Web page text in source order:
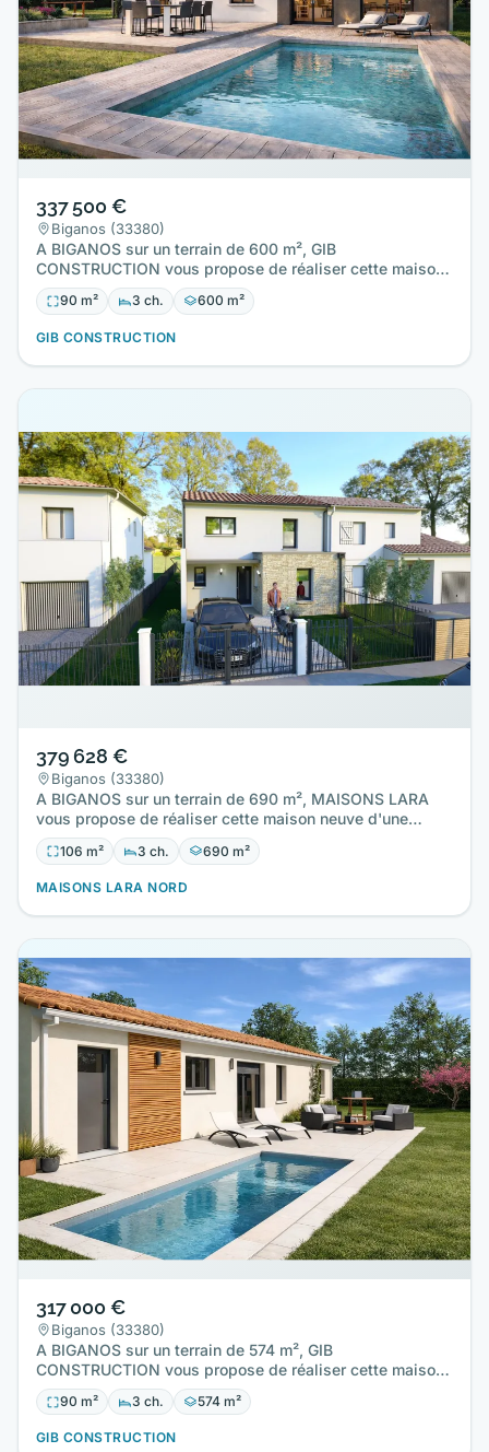
337 500 €
Biganos (33380)
A BIGANOS sur un terrain de 600 m², GIB
CONSTRUCTION vous propose de réaliser cette maison
neuve d'une surface de 90 m²…
90 m² 3 ch. 600 m²
GIB CONSTRUCTION
379 628 €
Biganos (33380)
A BIGANOS sur un terrain de 690 m², MAISONS LARA
vous propose de réaliser cette maison neuve d'une
surface de 106 m²…
106 m² 3 ch. 690 m²
MAISONS LARA NORD
317 000 €
Biganos (33380)
A BIGANOS sur un terrain de 574 m², GIB
CONSTRUCTION vous propose de réaliser cette maison
neuve d'une surface de 90 m²…
90 m² 3 ch. 574 m²
GIB CONSTRUCTION